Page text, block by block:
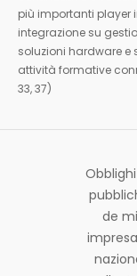
più importanti player
integrazione su
soluzioni hardware e
attività formative
33, 37)
de